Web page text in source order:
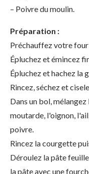
– Poivre du moulin.
Préparation :
Préchauffez votre four
Épluchez et émincez
Épluchez et hachez la
Rincez, séchez et
Dans un bol,
moutarde, l'oignon,
poivre.
Rincez la courgette
Déroulez la pâte
la pâte avec une